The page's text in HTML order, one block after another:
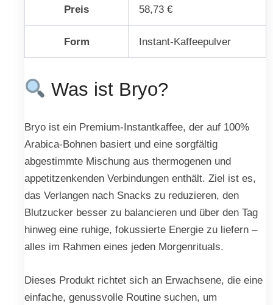
Preis 58,73 €
Form Instant-Kaffeepulver
Was ist Bryo?
Bryo ist ein Premium-Instantkaffee, der auf 100%
Arabica-Bohnen basiert und eine sorgfältig
abgestimmte Mischung aus thermogenen und
appetitzenkenden Verbindungen enthält. Ziel ist es,
das Verlangen nach Snacks zu reduzieren, den
Blutzucker besser zu balancieren und über den Tag
hinweg eine ruhige, fokussierte Energie zu liefern –
alles im Rahmen eines jeden Morgenrituals.
Dieses Produkt richtet sich an Erwachsene, die eine
einfache, genussvolle Routine suchen, um